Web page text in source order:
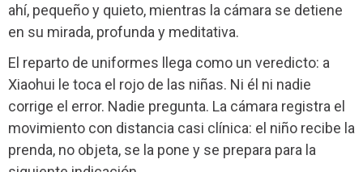
ahí, pequeño y quieto, mientras la cámara se detiene
en su mirada, profunda y meditativa.
El reparto de uniformes llega como un veredicto: a
Xiaohui le toca el rojo de las niñas. Ni él ni nadie
corrige el error. Nadie pregunta. La cámara registra el
movimiento con distancia casi clínica: el niño recibe la
prenda, no objeta, se la pone y se prepara para la